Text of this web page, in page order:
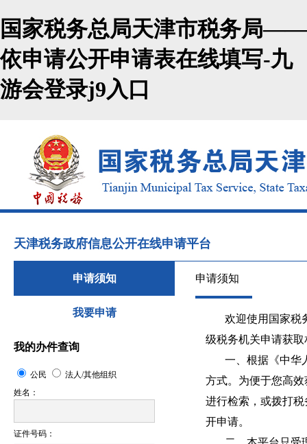
国家税务总局天津市税务局——
依申请公开申请表在线填写-九
游会登录j9入口
天津税务政府信息公开在线申请平台
申请须知
我要申请
我的办件查询
公民
法人/其他组织
姓名：
证件号码：
申请须知
欢迎使用国家税务
级税务机关申请获
一、根据《中华人
方式。为便于您高
进行检索，或拨打
开申请。